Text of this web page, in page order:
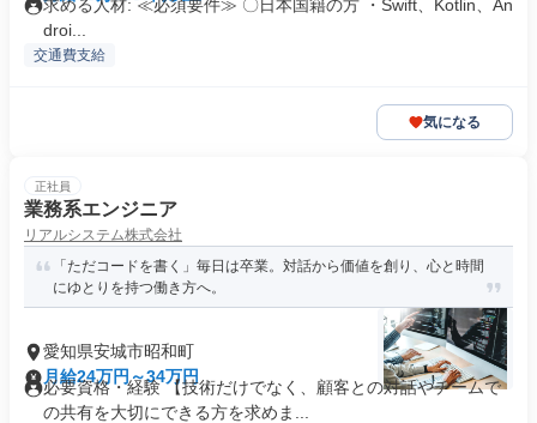
求める人材: ≪必須要件≫ 〇日本国籍の方 ・Swift、Kotlin、An
droi...
交通費支給
気になる
正社員
業務系エンジニア
リアルシステム株式会社
「ただコードを書く」毎日は卒業。対話から価値を創り、心と時間
にゆとりを持つ働き方へ。
愛知県安城市昭和町
月給24万円～34万円
必要資格・経験 【技術だけでなく、顧客との対話やチームで
の共有を大切にできる方を求めま...